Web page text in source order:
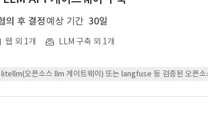
의 후 결정 예상 기간 30일
웹 외 1개 LLM 구축 외 1개
litellm(오픈소스 llm 게이트웨이) 또는 langfuse 등 검증된 오픈소